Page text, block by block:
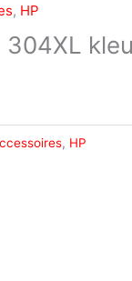
, HP
, HP